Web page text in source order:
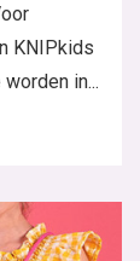
KNIPkids
in...